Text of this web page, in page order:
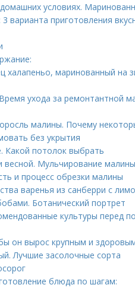
условиях.
варианта приготовления
халапеньо, маринованный на
ухода за ремонтантной
малины. Почему
без укрытия
Какой потолок выбрать
весной. Мульчирование малины
и процесс обрезки малины
варенья из санберри с
Ботанический портрет
культуры перед
он вырос крупным и
Лучшие засолочные сорта
блюда по шагам: